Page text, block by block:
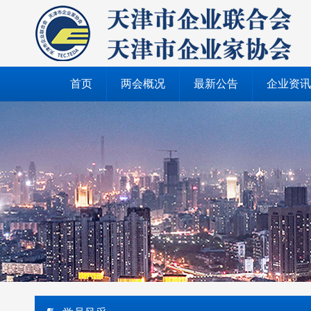
首页 两会概况 最新公告 企业资讯